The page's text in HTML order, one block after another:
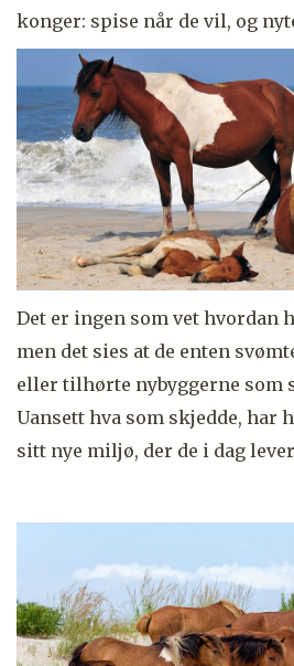
konger: spise når de vil, og
Det er ingen som vet hvordan
men det sies at de enten
eller tilhørte nybyggerne som
Uansett hva som skjedde, har
sitt nye miljø, der de i dag